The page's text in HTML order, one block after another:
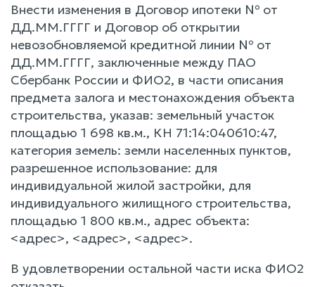
Внести изменения в Договор ипотеки № от
ДД.ММ.ГГГГ и Договор об открытии
невозобновляемой кредитной линии № от
ДД.ММ.ГГГГ, заключенные между ПАО
Сбербанк России и ФИО2, в части описания
предмета залога и местонахождения объекта
строительства, указав: земельный участок
площадью 1 698 кв.м., КН 71:14:040610:47,
категория земель: земли населенных пунктов,
разрешенное использование: для
индивидуальной жилой застройки, для
индивидуального жилищного строительства,
площадью 1 800 кв.м., адрес объекта:
<адрес>, <адрес>, <адрес>.
В удовлетворении остальной части иска ФИО2